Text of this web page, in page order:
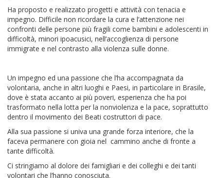
Ha proposto e realizzato progetti e attività con tenacia e
impegno. Difficile non ricordare la cura e l’attenzione nei
confronti delle persone più fragili come bambini e adolescenti in
difficoltà, minori ipoacusici, nell’accoglienza di persone
immigrate e nel contrasto alla violenza sulle donne.
Un impegno ed una passione che l’ha accompagnata da
volontaria, anche in altri luoghi e Paesi, in particolare in Brasile,
dove è stata accanto ai più poveri, esperienza che ha poi
trasformato nella lotta per la nonviolenza e la pace, soprattutto
dentro il movimento dei Beati costruttori di pace.
Alla sua passione si univa una grande forza interiore, che la
faceva permanere con gioia nel cammino anche di fronte a
tante difficoltà.
Ci stringiamo al dolore dei famigliari e dei colleghi e dei tanti
volontari che l’hanno conosciuta.